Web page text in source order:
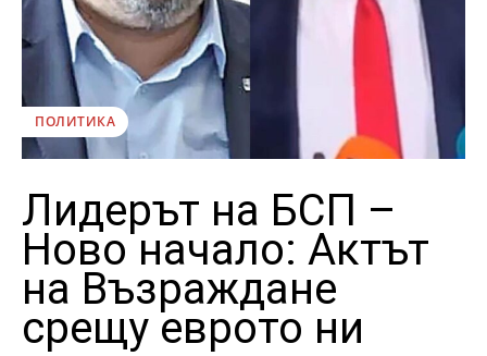
ПОЛИТИКА
Лидерът на БСП –
Ново начало: Актът
на Възраждане
срещу еврото ни